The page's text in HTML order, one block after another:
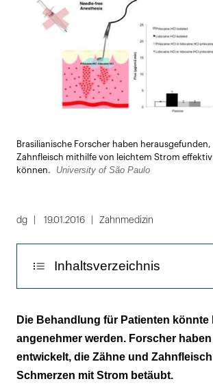
Brasilianische Forscher haben herausgefunden,
Zahnfleisch mithilfe von leichtem Strom
können.
University of São Paulo
dg 19.01.2016 Zahnmedizin
Inhaltsverzeichnis
Iontophorese macht die
durchlässig
Spritzenfreie Betäubung senkt
Infektionsrisiko
Die Behandlung für Patienten könnte
angenehmer werden. Forscher
entwickelt, die Zähne und
Schmerzen mit Strom betäubt.